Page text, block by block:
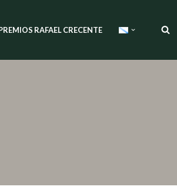
RAFAEL CRECENTE